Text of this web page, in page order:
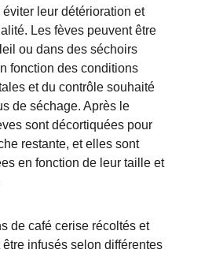
éviter leur détérioration et
Les fèves peuvent être
ou dans des séchoirs
fonction des conditions
et du contrôle souhaité
de séchage. Après le
sont décortiquées pour
restante, et elles sont
en fonction de leur taille et
de café cerise récoltés et
infusés selon différentes